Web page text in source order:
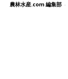
農林水産.com 編集部 -